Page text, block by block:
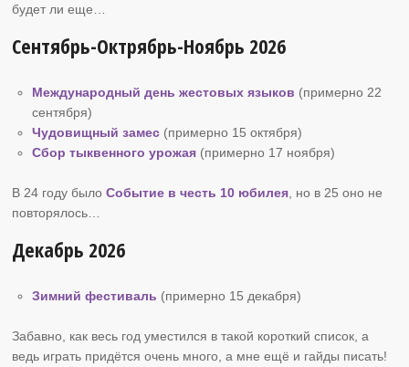
будет ли еще…
Сентябрь-Октрябрь-Ноябрь 2026
Международный день жестовых языков (примерно 22
сентября)
Чудовищный замес (примерно 15 октября)
Сбор тыквенного урожая (примерно 17 ноября)
В 24 году былоСобытие в честь 10 юбилея , но в 25 оно не
повторялось…
Декабрь 2026
Зимний фестиваль (примерно 15 декабря)
Забавно, как весь год уместился в такой короткий список, а
ведь играть придётся очень много, а мне ещё и гайды писать!